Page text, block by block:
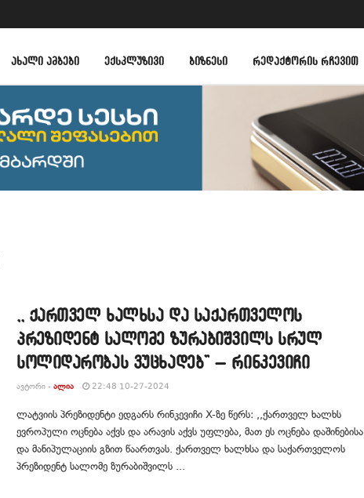
ᲐᲮᲐᲚᲘ ᲐᲛᲑᲔᲑᲘ ᲔᲥᲡᲙᲚᲣᲖᲘᲕᲘ ᲑᲘᲖᲜᲔᲡᲘ ᲠᲔᲓᲐᲥᲢᲝᲠᲘᲡ ᲠᲩᲔᲕᲘᲗ
,, ქართველ ხალხსა და საქართველოს
პრეზიდენტ სალომე ზურაბიშვილს სრულ
სოლიდარობას ვუცხადებ” – რინკევიჩი
ᲐᲕᲢᲝᲠᲘ - ᲐᲚᲘᲐ 22:48 10-27-2024
ლატვიის პრეზიდენტი ედგარს რინკევიჩი X-ზე წერს: ,,ქართველ ხალხს
ევროპული ოცნება აქვს და არავის აქვს უფლება, მათ ეს ოცნება დაშინებისა
და მანიპულაციის გზით წაართვას. ქართველ ხალხსა და საქართველოს
პრეზიდენტ სალომე ზურაბიშვილს ...